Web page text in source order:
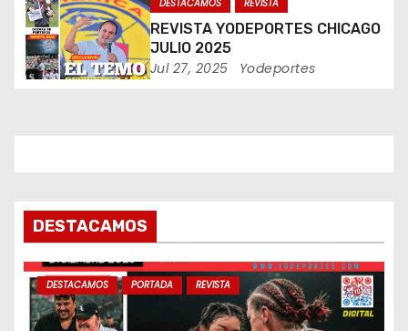
n
t
a
s
DESTACAMOS REVISTA
REVISTA YODEPORTES CHICAGO
JULIO 2025
Jul 27, 2025 Yodeportes
DESTACAMOS
DESTACAMOS PORTADA REVISTA